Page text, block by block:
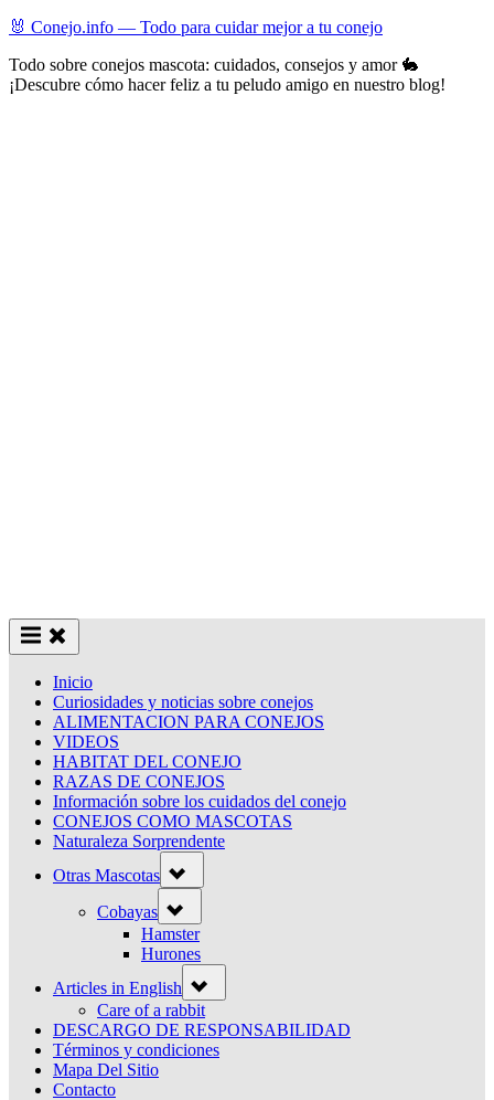
Skip
content
🐰 Conejo.info — Todo para cuidar mejor a tu conejo
Todo sobre conejos mascota: cuidados, consejos y amor 🐇
¡Descubre cómo hacer feliz a tu peludo amigo en nuestro blog!
Inicio
Curiosidades y noticias sobre conejos
ALIMENTACION PARA CONEJOS
VIDEOS
HABITAT DEL CONEJO
RAZAS DE CONEJOS
Información sobre los cuidados del conejo
CONEJOS COMO MASCOTAS
Naturaleza Sorprendente
Otras Mascotas sub-
menu
Cobayas sub-
menu
Hamster
Hurones
Articles in English
sub-
menu
Care of a rabbit
DESCARGO DE RESPONSABILIDAD
Términos y condiciones
Mapa Del Sitio
Contacto